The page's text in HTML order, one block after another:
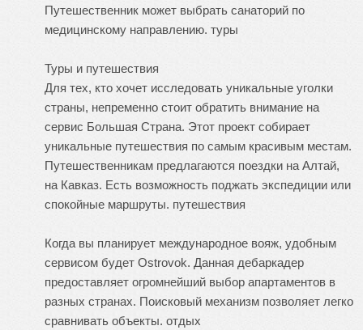
Путешественник может выбрать санаторий по
медицинскому направлению. туры
Туры и путешествия
Для тех, кто хочет исследовать уникальные уголки
страны, непременно стоит обратить внимание на
сервис Большая Страна. Этот проект собирает
уникальные путешествия по самым красивым местам.
Путешественникам предлагаются поездки на Алтай,
на Кавказ. Есть возможность поджать экспедиции или
спокойные маршруты. путешествия
Когда вы планирует международное вояж, удобным
сервисом будет Ostrovok. Данная дебаркадер
предоставляет огромнейший выбор апартаментов в
разных странах. Поисковый механизм позволяет легко
сравнивать объекты. отдых